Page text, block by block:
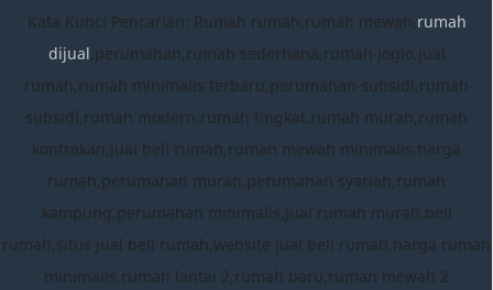
Kata Kunci Pencarian: Rumah rumah,rumah mewah,rumah
dijual,perumahan,rumah sederhana,rumah joglo,jual
rumah,rumah minimalis terbaru,perumahan subsidi,rumah
subsidi,rumah modern,rumah tingkat,rumah murah,rumah
kontrakan,jual beli rumah,rumah mewah minimalis,harga
rumah,perumahan murah,perumahan syariah,rumah
kampung,perumahan minimalis,jual rumah murah,beli
rumah,situs jual beli rumah,website jual beli rumah,harga rumah
minimalis,rumah lantai 2,rumah baru,rumah mewah 2